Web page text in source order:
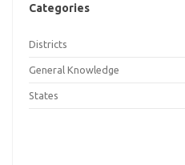
Categories
Districts
General Knowledge
States